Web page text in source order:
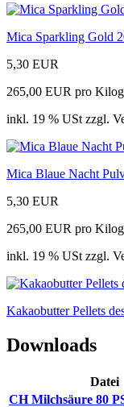
Mica Sparkling Gold
5,30 EUR
265,00 EUR pro
inkl. 19 % USt zzgl.
Mica Blaue Nacht
5,30 EUR
265,00 EUR pro
inkl. 19 % USt zzgl.
Kakaobutter Pellets
Downloads
Datei
CH Milchsäure 80